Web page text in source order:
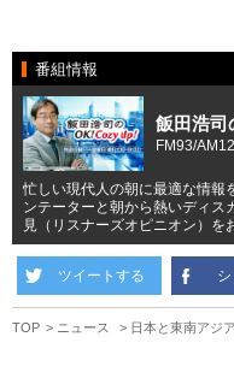
番組情報
飯田浩
FM93/
忙しい現代人の朝に最適な情報
ンテーターと朝から熱いディス
見（リスナーズオピニオン）を
ツイートする
TOP ニュース 日本と東南アジ